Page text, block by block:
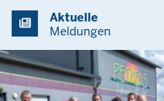
Aktuelle
Meldungen